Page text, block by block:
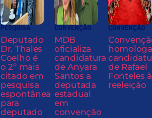
PESQUISA
Deputado
Dr. Thales
Coelho é
o 2º mais
citado em
pesquisa
espontânea
para
deputado
CONVENÇÃO
MDB
oficializa
candidatura
de Anyara
Santos a
deputada
estadual
em
convenção
CONVENÇÃO
homologa
de Rafael
Fonteles à
reeleição